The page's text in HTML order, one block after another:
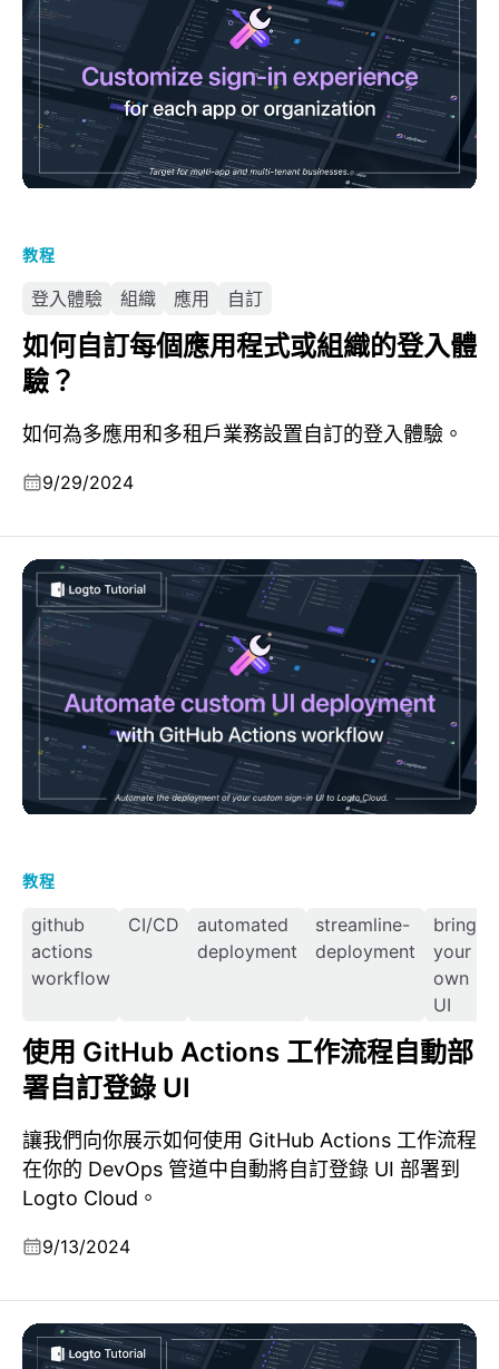
教程
登入體驗 組織 應用 自訂
如何自訂每個應用程式或組織的登入體
驗？
如何為多應用和多租戶業務設置自訂的登入體驗。
9/29/2024
教程
github
actions
workflow
CI/CD
automated
deployment
streamline-
deployment
bring
your
own
UI
使用 GitHub Actions 工作流程自動部
署自訂登錄 UI
讓我們向你展示如何使用 GitHub Actions 工作流程
在你的 DevOps 管道中自動將自訂登錄 UI 部署到
Logto Cloud。
9/13/2024
使用 GitHub Actions 工作流程自動部署自訂登錄 UI
將你自己的登入介面帶到 Logto Cloud